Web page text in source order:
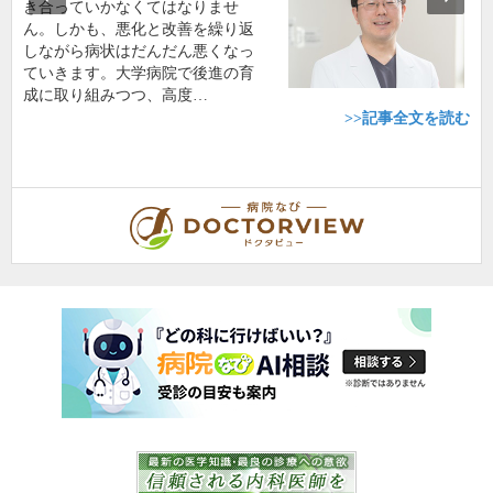
き合っていかなくてはなりませ
ん。しかも、悪化と改善を繰り返
しながら病状はだんだん悪くなっ
ていきます。大学病院で後進の育
成に取り組みつつ、高度…
>>記事全文を読む